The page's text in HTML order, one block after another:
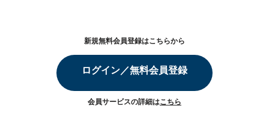
新規無料会員登録はこちらから
ログイン／無料会員登録
会員サービスの詳細はこちら